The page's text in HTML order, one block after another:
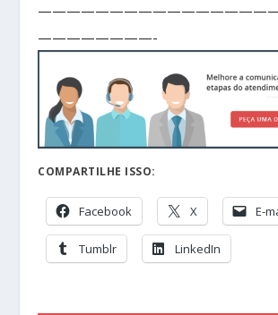
————————-
COMPARTILHE ISSO:
Facebook X E-
Tumblr LinkedIn